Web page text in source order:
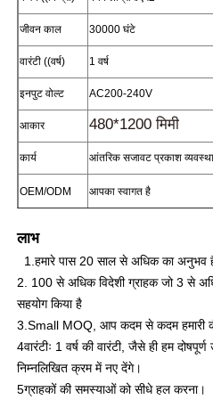
फैक्टरी यात्रा
गुणवत्ता नियंत्रण
हमसे संपर्क करें
सभी मामलों
उद्धरण मांगें
एलईडी मेष स्क्रीन
जीवन काल 30000 घंटे
वारंटी ((वर्ष) 1 वर्ष
इनपुट वोल्ट AC200-240V
आकार 480*1200 मिमी
कार्य आंतरिक सजावट प्रकाश व्यवस्था
OEM/ODM आपका स्वागत है
लाभ
1.हमारे पास 20 साल से अधिक का अनुभव
2. 100 से अधिक विदेशी ग्राहक जो 3 से
सहयोग किया है
3.Small MOQ, आप कदम से कदम हमारी
4वारंटीः 1 वर्ष की वारंटी, जैसे ही हम
निम्नलिखित क्रम में नए देंगे।
5ग्राहकों की समस्याओं को सीधे हल करना।